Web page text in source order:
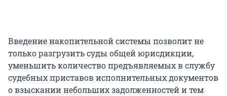
Введение накопительной системы позволит не
только разгрузить суды общей юрисдикции,
уменьшить количество предъявляемых в службу
судебных приставов исполнительных документов
о взыскании небольших задолженностей и тем